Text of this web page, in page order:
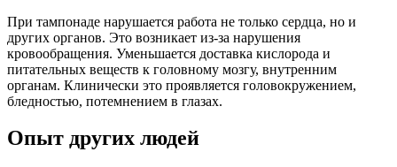
При тампонаде нарушается работа не только сердца, но и
других органов. Это возникает из-за нарушения
кровообращения. Уменьшается доставка кислорода и
питательных веществ к головному мозгу, внутренним
органам. Клинически это проявляется головокружением,
бледностью, потемнением в глазах.
Опыт других людей